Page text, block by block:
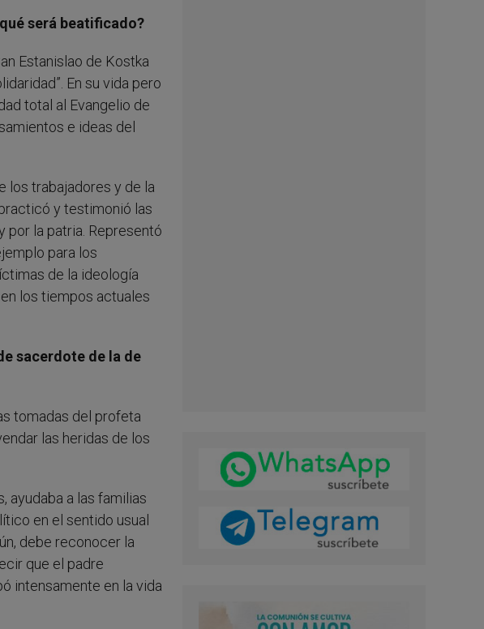
será beatificado?
Estanislao de Kostka
En su vida pero
total al Evangelio de
e ideas del
los trabajadores y de la
y testimonió las
por la patria. Representó
para los
de la ideología
los tiempos actuales
sacerdote de la de
tomadas del profeta
las heridas de los
ayudaba a las familias
en el sentido usual
debe reconocer la
que el padre
intensamente en la vida